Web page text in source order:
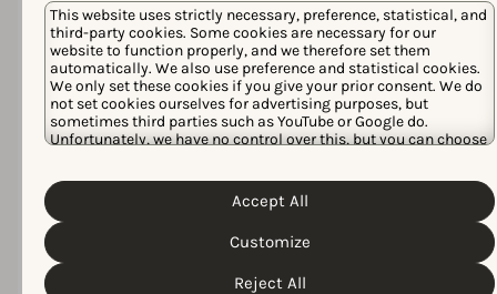
This website uses strictly necessary, preference, statistical, and
third-party cookies. Some cookies are necessary for our
website to function properly, and we therefore set them
automatically. We also use preference and statistical cookies.
We only set these cookies if you give your prior consent. We do
not set cookies ourselves for advertising purposes, but
sometimes third parties such as YouTube or Google do.
Unfortunately, we have no control over this, but you can choose
use, please read our
Cookie Policy &
. You can
customize your cookie settings and preferences by clicking the
“Customize” button.
Reject All
Customize
Accept All
App
Store 변
화에 더
빠르게
대응합니
다. 그 가
시성이
새로운